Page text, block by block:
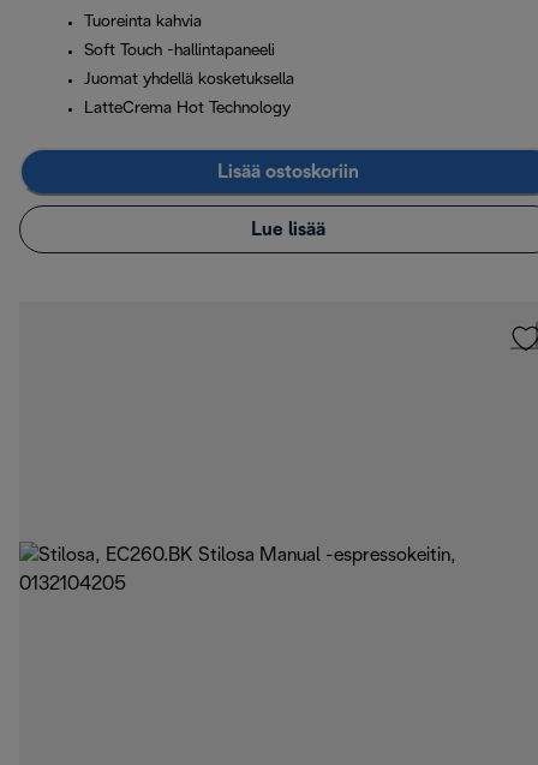
Tuoreinta kahvia
Soft Touch -hallintapaneeli
Juomat yhdellä kosketuksella
LatteCrema Hot Technology
Lisää ostoskoriin
Lue lisää